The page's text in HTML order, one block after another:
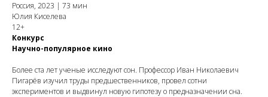
Россия, 2023 | 73 мин
Юлия Киселева
12+
Конкурс
Научно-популярное кино
Более ста лет ученые исследуют сон. Профессор Иван Николаевич
Пигарёв изучил труды предшественников, провел сотни
экспериментов и выдвинул новую гипотезу о предназначении сна.